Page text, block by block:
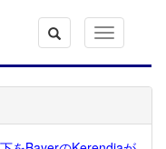
Toggle
navigation